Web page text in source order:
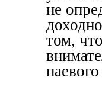
не
том,